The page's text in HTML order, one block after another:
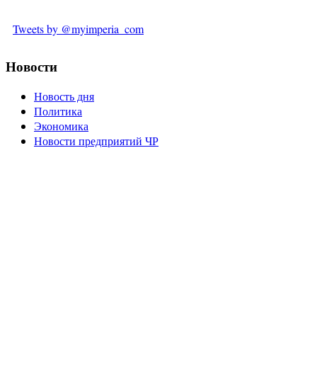
Tweets by @myimperia_com
Новости
Новость дня
Политика
Экономика
Новости предприятий ЧР